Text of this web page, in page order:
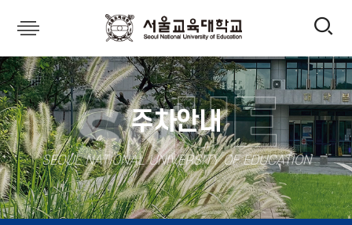
서
울
교
육
대
학
전
체
메
뉴
주차안내
SEOUL NATIONAL UNIVERSITY OF EDUCATION